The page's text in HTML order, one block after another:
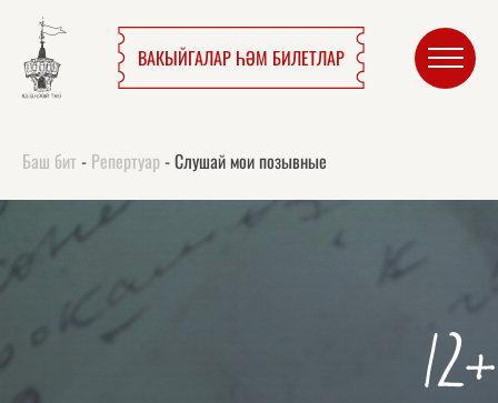
ВАКЫЙГАЛАР ҺӘМ БИЛЕТЛАР
Баш бит - Репертуар-Слушай мои позывные
12+